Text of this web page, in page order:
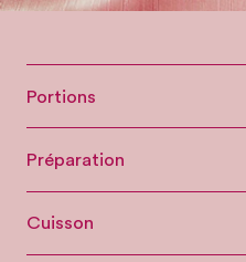
Portions
Préparation
Cuisson